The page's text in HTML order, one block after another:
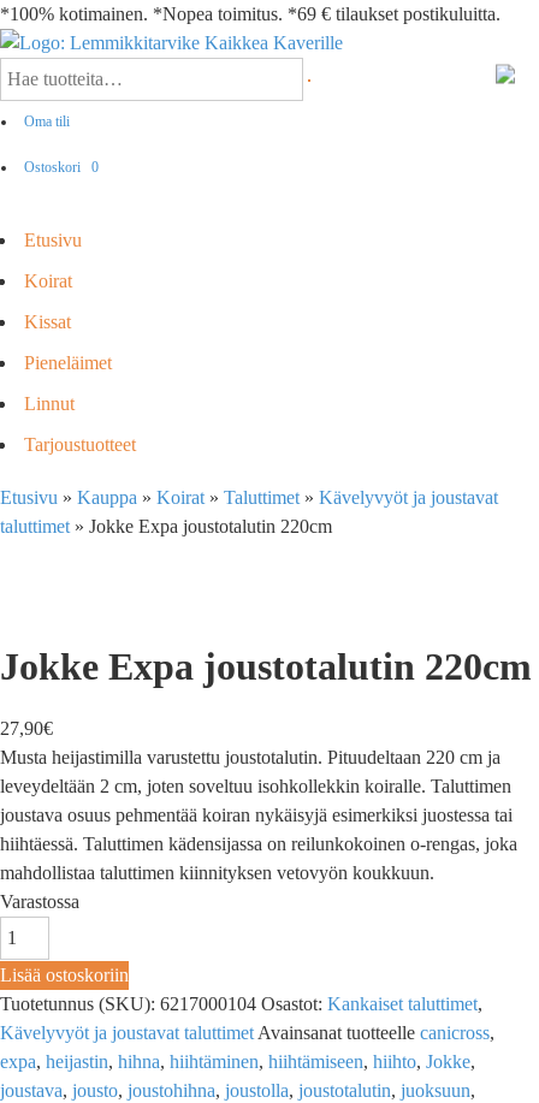
*100% kotimainen. *Nopea toimitus. *69 € tilaukset postikuluitta.
Oma tili
Ostoskori 0
Etusivu
Koirat
Kissat
Pieneläimet
Linnut
Tarjoustuotteet
Etusivu » Kauppa » Koirat » Taluttimet » Kävelyvyöt ja joustavat
taluttimet » Jokke Expa joustotalutin 220cm
Jokke Expa joustotalutin 220cm
27,90€
Musta heijastimilla varustettu joustotalutin. Pituudeltaan 220 cm ja
leveydeltään 2 cm, joten soveltuu isohkollekkin koiralle. Taluttimen
joustava osuus pehmentää koiran nykäisyjä esimerkiksi juostessa tai
hiihtäessä. Taluttimen kädensijassa on reilunkokoinen o-rengas, joka
mahdollistaa taluttimen kiinnityksen vetovyön koukkuun.
Varastossa
Lisää ostoskoriin
Tuotetunnus (SKU): 6217000104 Osastot: Kankaiset taluttimet,
Kävelyvyöt ja joustavat taluttimet Avainsanat tuotteelle canicross,
expa, heijastin, hihna, hiihtäminen, hiihtämiseen, hiihto, Jokke,
joustava, jousto, joustohihna, joustolla, joustotalutin, juoksuun,